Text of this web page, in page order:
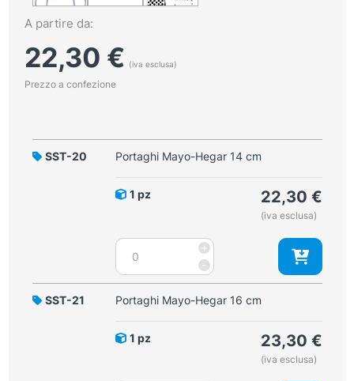
A partire da:
22,30 € (iva esclusa)
Prezzo a confezione
SST-20 Portaghi Mayo-Hegar 14 cm
1 pz 22,30 €
(iva esclusa)
-
Portaghi
Mayo-
Hegar
14
+
SST-21 Portaghi Mayo-Hegar 16 cm
1 pz 23,30 €
(iva esclusa)